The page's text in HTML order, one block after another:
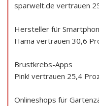
sparwelt.de vertrauen
Hersteller für
Hama vertrauen 30,6
Brustkrebs-Apps
Pink! vertrauen 25,4
Onlineshops für